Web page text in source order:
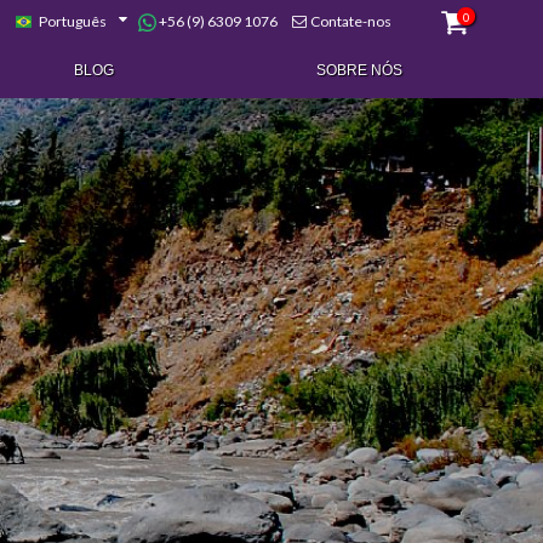
Português +56 (9) 6309 1076 Contate-nos 0
BLOG SOBRE NÓS